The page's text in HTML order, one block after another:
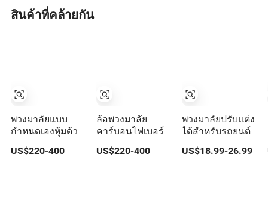
สินค้าที่คล้ายกัน
พวงมาลัยแบบ
กำหนดเองหุ้มด้วย
คาร์บอนไฟเบอร์
และหนังนัปปา
US$220-400
ล้อพวงมาลัย
คาร์บอนไฟเบอร์
หนังสำหรับดอดจ์
แชลเลนเจอร์ ไว
US$220-400
พวงมาลัยปรับแต่ง
ได้สำหรับรถยนต์
Tiypeor 350mm
พวงมาลัยหนังกลับ
US$18.99-26.99